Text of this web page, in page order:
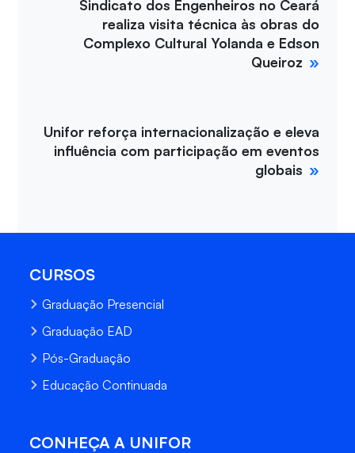
Sindicato dos Engenheiros no Ceará
realiza visita técnica às obras do
Complexo Cultural Yolanda e Edson
Queiroz
Unifor reforça internacionalização e eleva
influência com participação em eventos
globais
CURSOS
Graduação Presencial
Graduação EAD
Pós-Graduação
Educação Continuada
CONHEÇA A UNIFOR